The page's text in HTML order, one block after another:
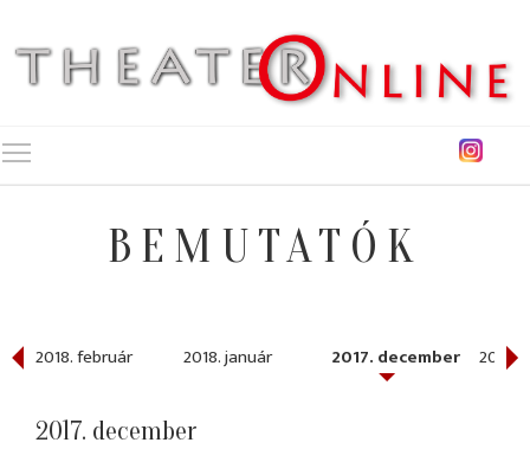
BEMUTATÓK
2018. február 2018. január 2017. december 2017.
2017. december